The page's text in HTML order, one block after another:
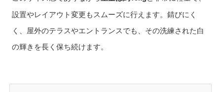
設置やレイアウト変更もスムーズに行えます。錆びにく
く、屋外のテラスやエントランスでも、その洗練された白
の輝きを長く保ち続けます。